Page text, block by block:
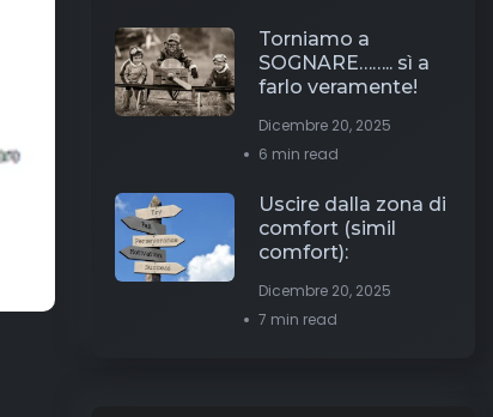
Torniamo a
SOGNARE…….. sì a
farlo veramente!
Dicembre 20, 2025
6 min read
Uscire dalla zona di
comfort (simil
comfort):
Dicembre 20, 2025
7 min read